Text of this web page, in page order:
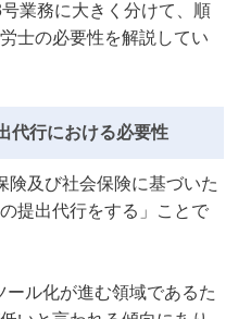
業務に大きく分けて、順
士の必要性を解説してい
代行における必要性
険及び社会保険に基づいた
提出代行をする」ことで
ル化が進む領域であるた